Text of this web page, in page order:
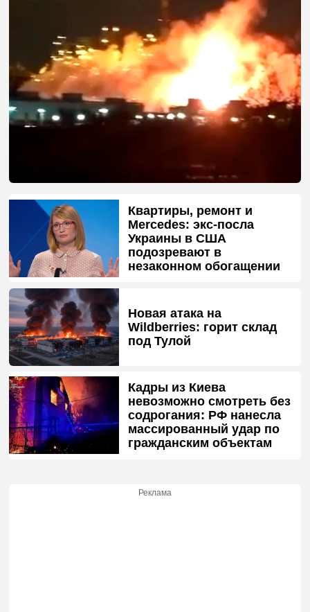
Квартиры, ремонт и
Mercedes: экс-посла
Украины в США
подозревают в
незаконном обогащении
Новая атака на
Wildberries: горит склад
под Тулой
Кадры из Киева
невозможно смотреть без
содрогания: РФ нанесла
массированный удар по
гражданским объектам
Реклама